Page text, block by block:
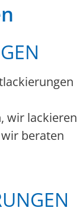
wir lackieren
beraten